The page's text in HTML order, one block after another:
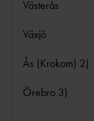
Västerås
Växjö
Ås (Krokom) 2)
Örebro 3)